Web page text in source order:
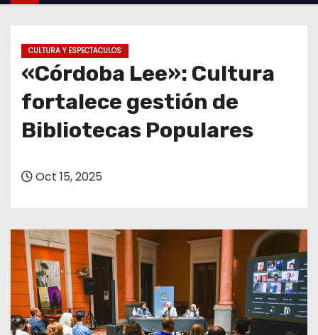
o
CULTURA Y ESPECTACULOS
«Córdoba Lee»: Cultura
fortalece gestión de
Bibliotecas Populares
Oct 15, 2025